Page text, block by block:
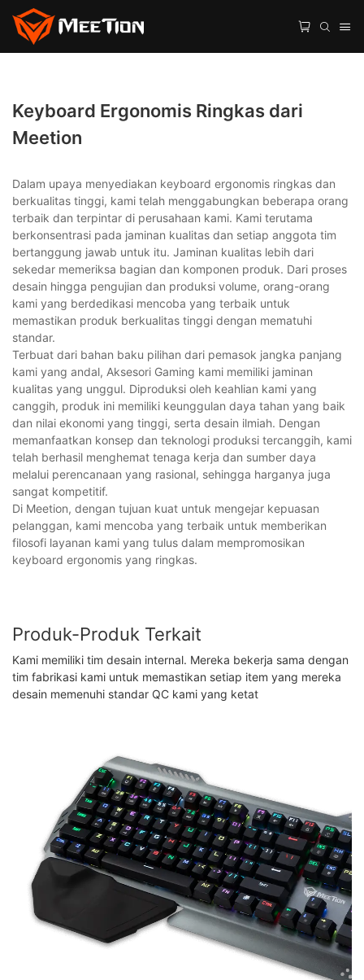
Keyboard Ergonomis Ringkas dari
Meetion
Dalam upaya menyediakan keyboard ergonomis ringkas dan
berkualitas tinggi, kami telah menggabungkan beberapa orang
terbaik dan terpintar di perusahaan kami. Kami terutama
berkonsentrasi pada jaminan kualitas dan setiap anggota tim
bertanggung jawab untuk itu. Jaminan kualitas lebih dari
sekedar memeriksa bagian dan komponen produk. Dari proses
desain hingga pengujian dan produksi volume, orang-orang
kami yang berdedikasi mencoba yang terbaik untuk
memastikan produk berkualitas tinggi dengan mematuhi
standar.
Terbuat dari bahan baku pilihan dari pemasok jangka panjang
kami yang andal, Aksesori Gaming kami memiliki jaminan
kualitas yang unggul. Diproduksi oleh keahlian kami yang
canggih, produk ini memiliki keunggulan daya tahan yang baik
dan nilai ekonomi yang tinggi, serta desain ilmiah. Dengan
memanfaatkan konsep dan teknologi produksi tercanggih, kami
telah berhasil menghemat tenaga kerja dan sumber daya
melalui perencanaan yang rasional, sehingga harganya juga
sangat kompetitif.
Di Meetion, dengan tujuan kuat untuk mengejar kepuasan
pelanggan, kami mencoba yang terbaik untuk memberikan
filosofi layanan kami yang tulus dalam mempromosikan
keyboard ergonomis yang ringkas.
Produk-Produk Terkait
Kami memiliki tim desain internal. Mereka bekerja sama dengan
tim fabrikasi kami untuk memastikan setiap item yang mereka
desain memenuhi standar QC kami yang ketat